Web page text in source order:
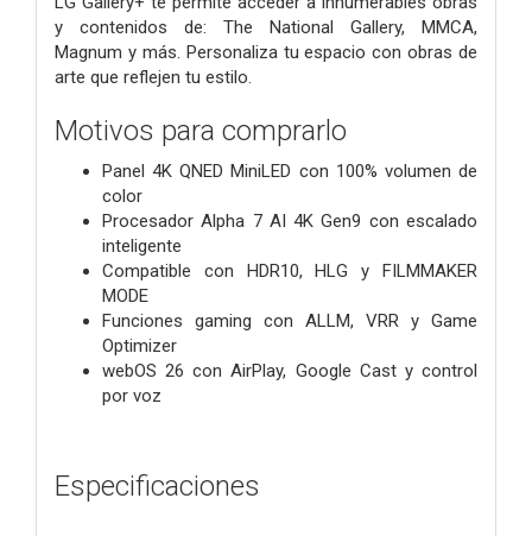
y contenidos de: The National Gallery, MMCA,
Magnum y más. Personaliza tu espacio con obras de
arte que reflejen tu estilo.
Motivos para comprarlo
Panel 4K QNED MiniLED con 100% volumen de
color
Procesador Alpha 7 AI 4K Gen9 con escalado
inteligente
Compatible con HDR10, HLG y FILMMAKER
MODE
Funciones gaming con ALLM, VRR y Game
Optimizer
webOS 26 con AirPlay, Google Cast y control
por voz
Especificaciones